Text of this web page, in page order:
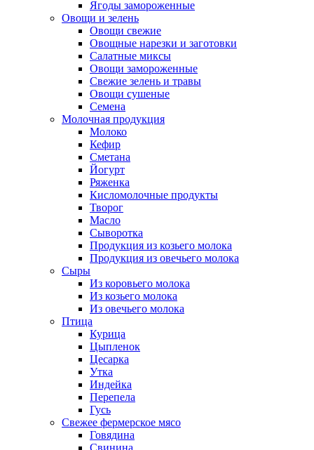
Ягоды замороженные
Овощи и зелень
Овощи свежие
Овощные нарезки и заготовки
Салатные миксы
Овощи замороженные
Свежие зелень и травы
Овощи сушеные
Семена
Молочная продукция
Молоко
Кефир
Сметана
Йогурт
Ряженка
Кисломолочные продукты
Творог
Масло
Сыворотка
Продукция из козьего молока
Продукция из овечьего молока
Сыры
Из коровьего молока
Из козьего молока
Из овечьего молока
Птица
Курица
Цыпленок
Цесарка
Утка
Индейка
Перепела
Гусь
Свежее фермерское мясо
Говядина
Свинина